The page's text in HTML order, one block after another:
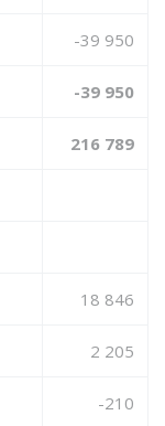
-39 950
-39 950
216 789
18 846
2 205
-210